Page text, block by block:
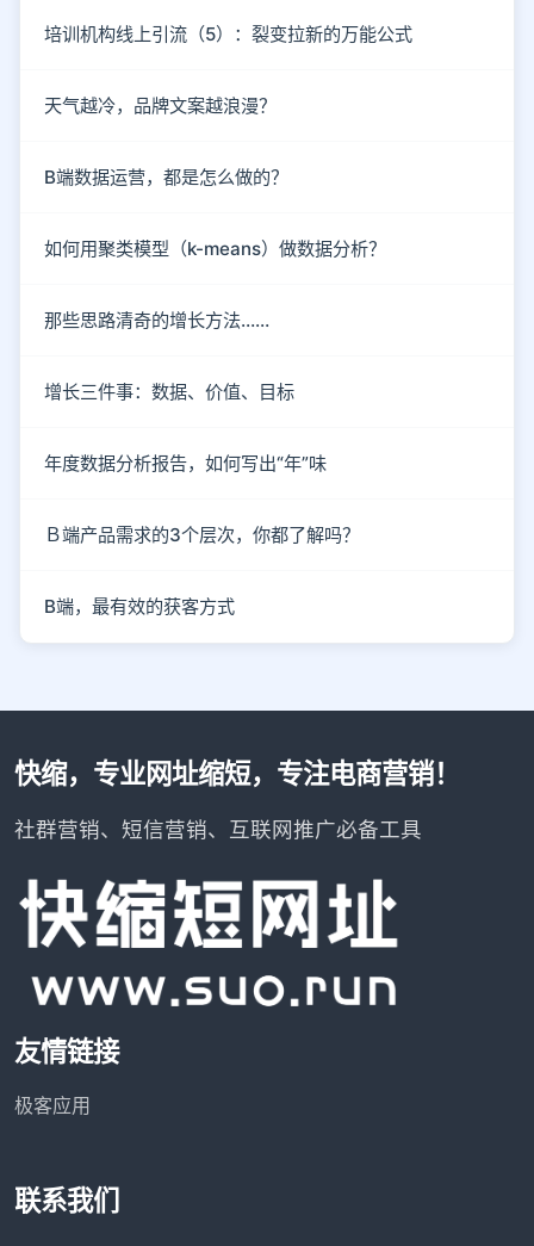
培训机构线上引流（5）：裂变拉新的万能公式
天气越冷，品牌文案越浪漫？
B端数据运营，都是怎么做的？
如何用聚类模型（k-means）做数据分析？
那些思路清奇的增长方法……
增长三件事：数据、价值、目标
年度数据分析报告，如何写出“年”味
Ｂ端产品需求的3个层次，你都了解吗？
B端，最有效的获客方式
快缩，专业网址缩短，专注电商营销！
社群营销、短信营销、互联网推广必备工具
友情链接
极客应用
联系我们